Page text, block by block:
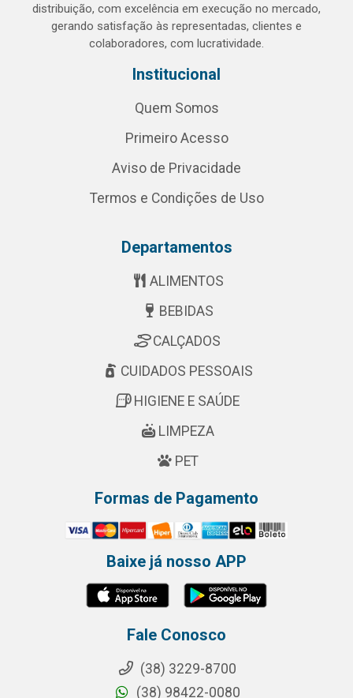
distribuição, com excelência em execução no mercado,
gerando satisfação às representadas, clientes e
colaboradores, com lucratividade.
Institucional
Quem Somos
Primeiro Acesso
Aviso de Privacidade
Termos e Condições de Uso
Departamentos
ALIMENTOS
BEBIDAS
CALÇADOS
CUIDADOS PESSOAIS
HIGIENE E SAÚDE
LIMPEZA
PET
Formas de Pagamento
Baixe já nosso APP
Fale Conosco
(38) 3229-8700
(38) 98422-0080